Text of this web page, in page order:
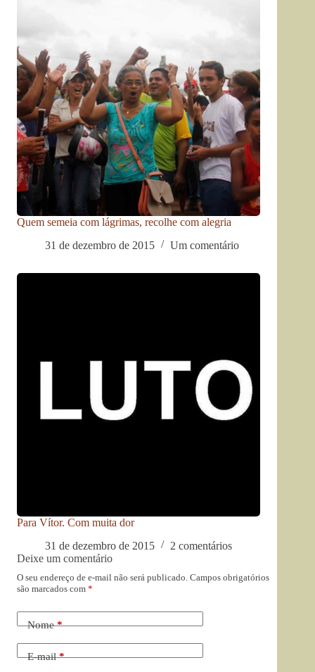
Quem semeia com lágrimas, recolhe com alegria
31 de dezembro de 2015
Um comentário
Para Vítor. Com muita dor
31 de dezembro de 2015
2 comentários
Deixe um comentário
O seu endereço de e-mail não será publicado. Campos obrigatórios
são marcados com *
Nome*
E-mail*